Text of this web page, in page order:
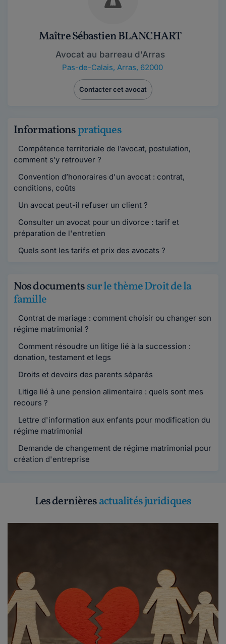
Maître Sébastien BLANCHART
Avocat au barreau d'Arras
Pas-de-Calais, Arras, 62000
Contacter cet avocat
Informationspratiques
Compétence territoriale de l’avocat, postulation,
comment s’y retrouver ?
Convention d’honoraires d'un avocat : contrat,
conditions, coûts
Un avocat peut-il refuser un client ?
Consulter un avocat pour un divorce : tarif et
préparation de l'entretien
Quels sont les tarifs et prix des avocats ?
Nos documentssur le thème Droit de la
famille
Contrat de mariage : comment choisir ou changer son
régime matrimonial ?
Comment résoudre un litige lié à la succession :
donation, testament et legs
Droits et devoirs des parents séparés
Litige lié à une pension alimentaire : quels sont mes
recours ?
Lettre d'information aux enfants pour modification du
régime matrimonial
Demande de changement de régime matrimonial pour
création d'entreprise
Les dernièresactualités juridiques